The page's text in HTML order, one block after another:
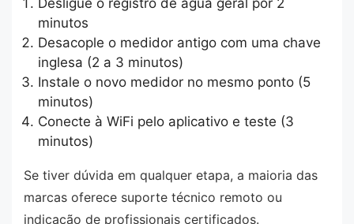
minutos
Desacople o medidor antigo com uma chave
inglesa (2 a 3 minutos)
Instale o novo medidor no mesmo ponto (5
minutos)
Conecte à WiFi pelo aplicativo e teste (3
minutos)
Se tiver dúvida em qualquer etapa, a maioria das
marcas oferece suporte técnico remoto ou
indicação de profissionais certificados.